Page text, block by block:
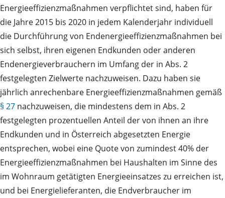
Energieeffizienzmaßnahmen verpflichtet sind, haben für
die Jahre 2015 bis 2020 in jedem Kalenderjahr individuell
die Durchführung von Endenergieeffizienzmaßnahmen bei
sich selbst, ihren eigenen Endkunden oder anderen
Endenergieverbrauchern im Umfang der in Abs. 2
festgelegten Zielwerte nachzuweisen. Dazu haben sie
jährlich anrechenbare Energieeffizienzmaßnahmen gemäß
§ 27 nachzuweisen, die mindestens dem in Abs. 2
festgelegten prozentuellen Anteil der von ihnen an ihre
Endkunden und in Österreich abgesetzten Energie
entsprechen, wobei eine Quote von zumindest 40% der
Energieeffizienzmaßnahmen bei Haushalten im Sinne des
im Wohnraum getätigten Energieeinsatzes zu erreichen ist,
und bei Energielieferanten, die Endverbraucher im